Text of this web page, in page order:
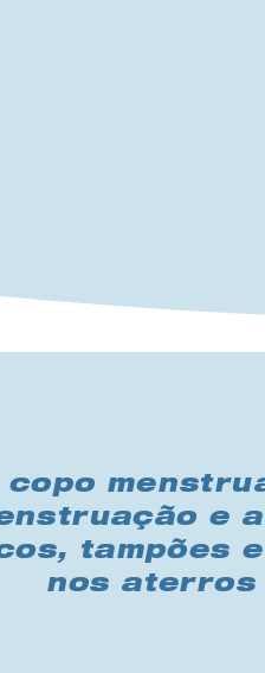
copo
e
tampões
nos aterros